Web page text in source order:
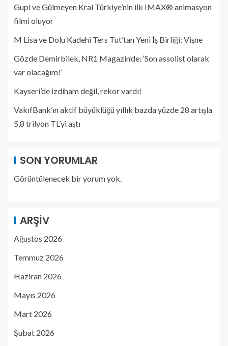
Gupi ve Gülmeyen Kral Türkiye’nin ilk IMAX® animasyon
filmi oluyor
M Lisa ve Dolu Kadehi Ters Tut’tan Yeni İş Birliği: Vişne
Gözde Demirbilek, NR1 Magazin’de: ‘Son assolist olarak
var olacağım!’
Kayseri’de izdiham değil, rekor vardı!
VakıfBank’ın aktif büyüklüğü yıllık bazda yüzde 28 artışla
5,8 trilyon TL’yi aştı
SON YORUMLAR
Görüntülenecek bir yorum yok.
ARŞIV
Ağustos 2026
Temmuz 2026
Haziran 2026
Mayıs 2026
Mart 2026
Şubat 2026